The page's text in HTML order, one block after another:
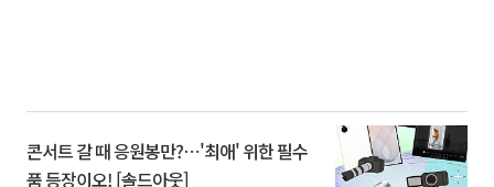
콘서트 갈 때 응원봉만?⋯'최애' 위한 필수
품 등장이오! [솔드아웃]